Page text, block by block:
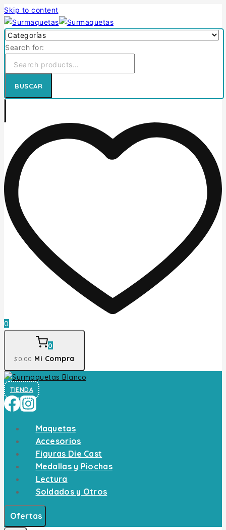
Skip to content
Search for:
BUSCAR
0
0
$0 .00 Mi Compra
TIENDA
Maquetas
Accesorios
Figuras Die Cast
Medallas y Piochas
Lectura
Soldados y Otros
Ofertas